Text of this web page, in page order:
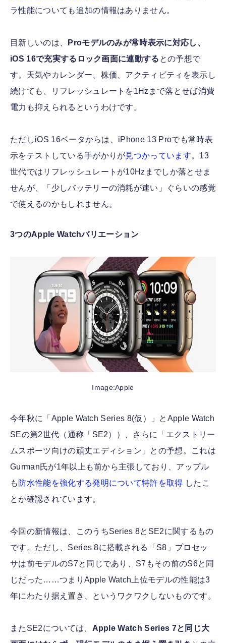
ラ性能についても追加の情報はありません。
目新しいのは、
Proモデルのみが常時表示に対応し、
iOS 16で充実するロック画面に連動する との予想で
す。天気やカレンダー、株価、アクティビティを表示し
続けても、リフレッシュレートを1Hzまで落とせば消費
電力も抑えられるというわけです。
ただしiOS 16ベータからは、iPhone 13 Proでも常時表
示をテストしている手がかりが見つかっています。13
世代ではリフレッシュレートが10Hzまでしか落とせま
せんが、「少しバッテリーの消耗が速い」ぐらいの感覚
で使えるのかもしれません。
3つのApple Watchバリエーション
Image:Apple
今年秋に「Apple Watch Series 8(仮）」とApple Watch
SEの第2世代（通称「SE2））、さらに「エクストリー
ムスポーツ向けの頑丈エディション」との予想。これは
Gurman氏が1年以上も前から主張しており、アップル
も 防水性能を強化する発明について特許を取得 したこ
とが確認されています。
今回の新情報は、このうちSeries 8とSE2に関するもの
です。ただし、Series 8に搭載される「S8」プロセッ
サは前モデルのS7と同じであり、S7もその前のS6と同
じだった……つまりApple Watch上位モデルの性能は3
年にわたり据え置き、というワクワクしないものです。
またSE2については、 Apple Watch Series 7と同じ大